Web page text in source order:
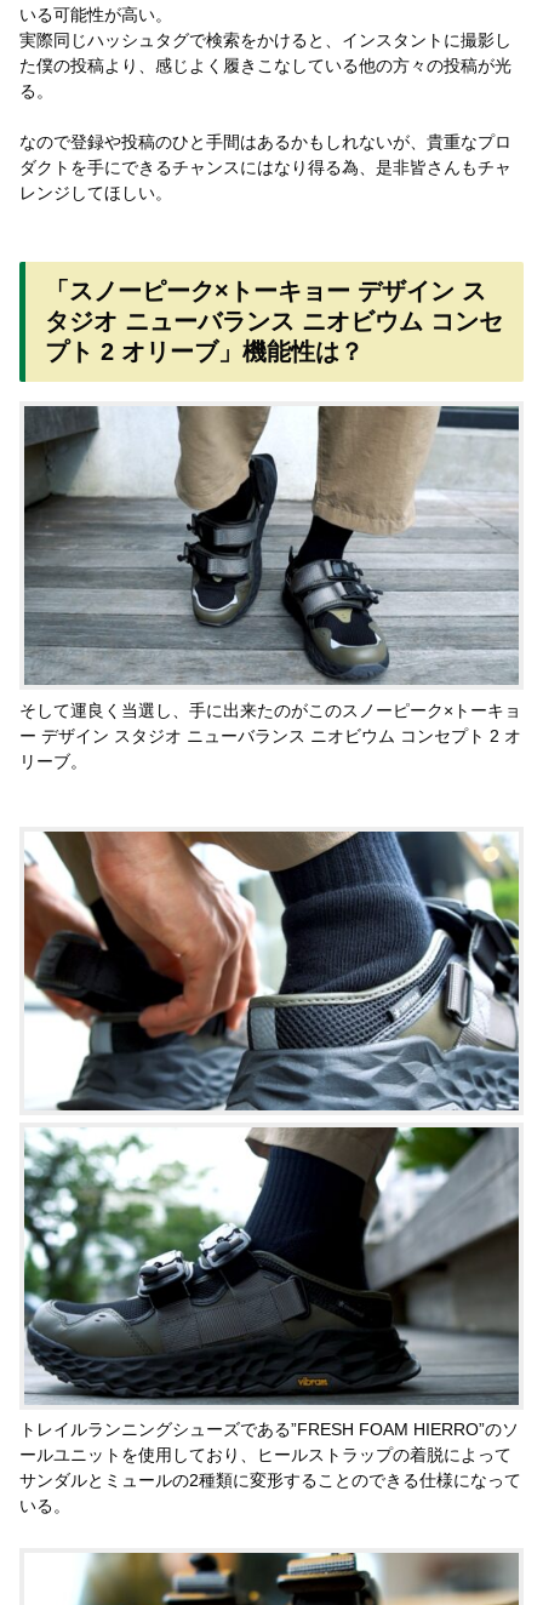
いる可能性が高い。
実際同じハッシュタグで検索をかけると、インスタントに撮影し
た僕の投稿より、感じよく履きこなしている他の方々の投稿が光
る。
なので登録や投稿のひと手間はあるかもしれないが、貴重なプロ
ダクトを手にできるチャンスにはなり得る為、是非皆さんもチャ
レンジしてほしい。
「スノーピーク×トーキョー デザイン ス
タジオ ニューバランス ニオビウム コンセ
プト 2 オリーブ」機能性は？
そして運良く当選し、手に出来たのがこのスノーピーク×トーキョ
ー デザイン スタジオ ニューバランス ニオビウム コンセプト 2 オ
リーブ。
トレイルランニングシューズである”FRESH FOAM HIERRO”のソ
ールユニットを使用しており、ヒールストラップの着脱によって
サンダルとミュールの2種類に変形することのできる仕様になって
いる。